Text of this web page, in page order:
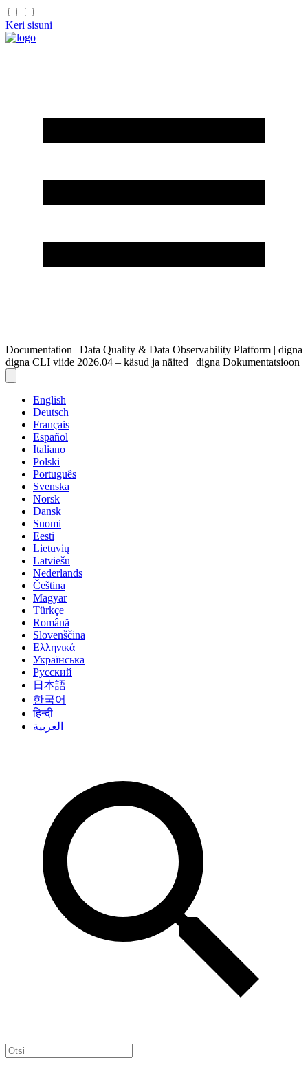
Keri sisuni
Documentation | Data Quality & Data Observability Platform | digna
digna CLI viide 2026.04 – käsud ja näited | digna Dokumentatsioon
English
Deutsch
Français
Español
Italiano
Polski
Português
Svenska
Norsk
Dansk
Suomi
Eesti
Lietuvių
Latviešu
Nederlands
Čeština
Magyar
Türkçe
Română
Slovenščina
Ελληνικά
Українська
Русский
日本語
한국어
हिन्दी
العربية